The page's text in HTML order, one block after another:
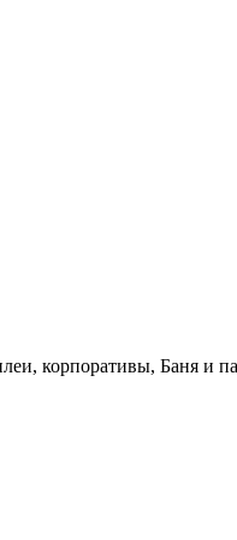
корпоративы, Баня и